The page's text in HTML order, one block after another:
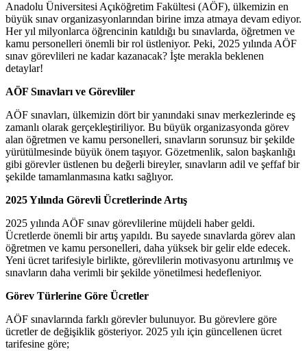
Anadolu Üniversitesi Açıköğretim Fakültesi (AÖF), ülkemizin en
büyük sınav organizasyonlarından birine imza atmaya devam ediyor.
Her yıl milyonlarca öğrencinin katıldığı bu sınavlarda, öğretmen ve
kamu personelleri önemli bir rol üstleniyor. Peki, 2025 yılında AÖF
sınav görevlileri ne kadar kazanacak? İşte merakla beklenen
detaylar!
AÖF Sınavları ve Görevliler
AÖF sınavları, ülkemizin dört bir yanındaki sınav merkezlerinde eş
zamanlı olarak gerçekleştiriliyor. Bu büyük organizasyonda görev
alan öğretmen ve kamu personelleri, sınavların sorunsuz bir şekilde
yürütülmesinde büyük önem taşıyor. Gözetmenlik, salon başkanlığı
gibi görevler üstlenen bu değerli bireyler, sınavların adil ve şeffaf bir
şekilde tamamlanmasına katkı sağlıyor.
2025 Yılında Görevli Ücretlerinde Artış
2025 yılında AÖF sınav görevlilerine müjdeli haber geldi.
Ücretlerde önemli bir artış yapıldı. Bu sayede sınavlarda görev alan
öğretmen ve kamu personelleri, daha yüksek bir gelir elde edecek.
Yeni ücret tarifesiyle birlikte, görevlilerin motivasyonu artırılmış ve
sınavların daha verimli bir şekilde yönetilmesi hedefleniyor.
Görev Türlerine Göre Ücretler
AÖF sınavlarında farklı görevler bulunuyor. Bu görevlere göre
ücretler de değişiklik gösteriyor. 2025 yılı için güncellenen ücret
tarifesine göre;